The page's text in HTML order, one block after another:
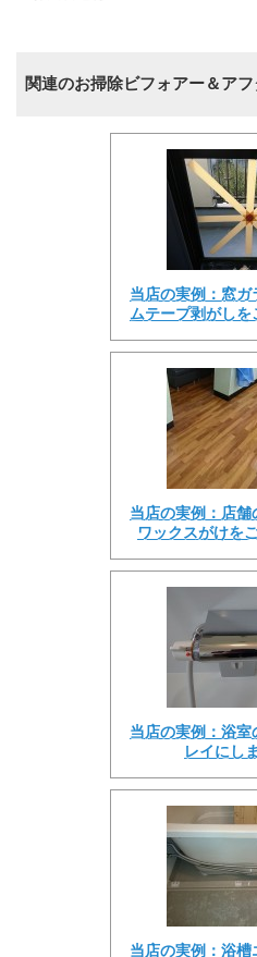
関連のお掃除ビフォアー＆ア
当店の実例：窓
ムテープ剥がしを
当店の実例：店舗
ワックスがけを
当店の実例：浴室
レイにし
当店の実例：浴